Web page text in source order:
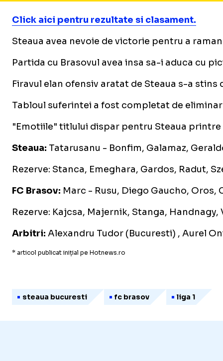
Click aici pentru rezultate si clasament.
Steaua avea nevoie de victorie pentru a
Partida cu Brasovul avea insa sa-i aduca cu
Firavul elan ofensiv aratat de Steaua s-a
Tabloul suferintei a fost completat de
"Emotiile" titlului dispar pentru Steaua printre
Steaua: Tatarusanu - Bonfim, Galamaz,
Rezerve: Stanca, Emeghara, Gardos, Radut,
FC Brasov: Marc - Rusu, Diego Gaucho,
Rezerve: Kajcsa, Majernik, Stanga,
Arbitri: Alexandru Tudor (Bucuresti) , Aurel
* articol publicat inițial pe Hotnews.ro
steaua bucuresti fc brasov liga 1